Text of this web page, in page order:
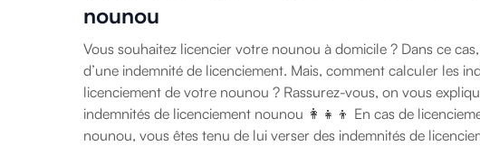
nounou
Vous souhaitez licencier votre nounou à domicile ? Dans ce
d’une indemnité de licenciement. Mais, comment calculer les
licenciement de votre nounou ? Rassurez-vous, on vous
indemnités de licenciement nounou 👩‍👧‍👦 En cas de
nounou, vous êtes tenu de lui verser des indemnités de